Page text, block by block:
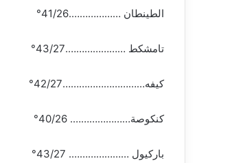
الطينطان ……………….41/26°
تامشكط ………………….43/27°
كيفه…………………………42/27°
كنكوصة…………………. 40/26°
باركيول …………………. 43/27°